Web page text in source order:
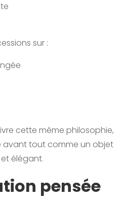
sur :
cette même philosophie,
avant tout comme un objet
élégant.
pensée